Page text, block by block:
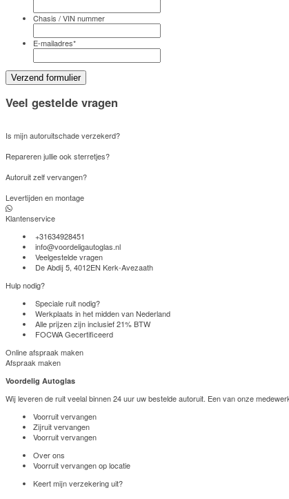
Chasis / VIN nummer
E-mailadres*
Veel gestelde vragen
Is mijn autoruitschade verzekerd?
Repareren jullie ook sterretjes?
Autoruit zelf vervangen?
Levertijden en montage
Klantenservice
+31634928451
info@voordeligautoglas.nl
Veelgestelde vragen
De Abdij 5, 4012EN Kerk-Avezaath
Hulp nodig?
Speciale ruit nodig?
Werkplaats in het midden van Nederland
Alle prijzen zijn inclusief 21% BTW
FOCWA Gecertificeerd
Online afspraak maken
Afspraak maken
Voordelig Autoglas
Wij leveren de ruit veelal binnen 24 uur uw bestelde autoruit. Een van onze
Voorruit vervangen
Zijruit vervangen
Voorruit vervangen
Over ons
Voorruit vervangen op locatie
Keert mijn verzekering uit?